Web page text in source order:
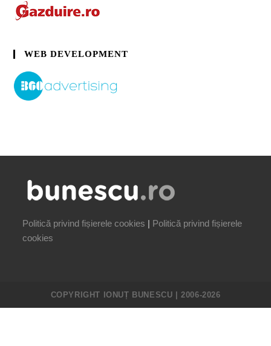
WEB DEVELOPMENT
Politică privind fișierele cookies | Politică privind fișierele
cookies
COPYRIGHT IONUȚ BUNESCU | 2006-2026